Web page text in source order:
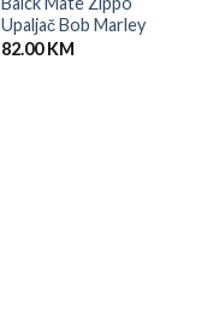
Upaljač Bob Marley
82.00KM